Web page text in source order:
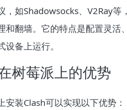
，如Shadowsocks、V2Ray等
和翻墙。它的特点是配置灵活
设备上运行。
树莓派上的优势
安装Clash可以实现以下优势：